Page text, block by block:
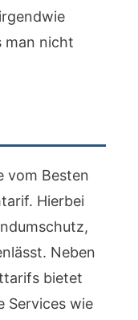
man nicht
vom Besten
Hierbei
Neben
bietet
Services wie